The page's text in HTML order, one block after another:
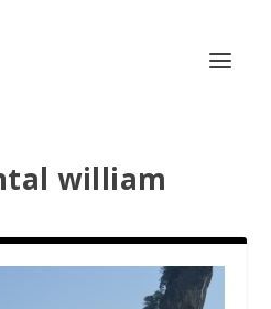
william